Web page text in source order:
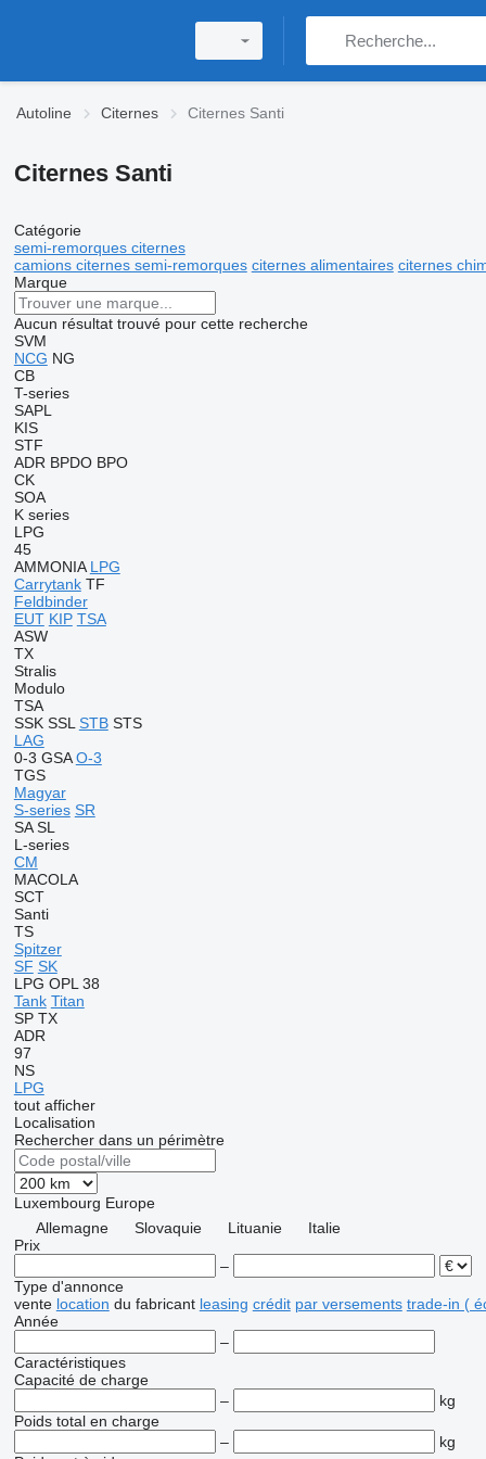
Autoline Citernes Citernes Santi
Citernes Santi
Catégorie
semi-remorques citernes
camions citernes semi-remorques citernes alimentaires citernes
Marque
Aucun résultat trouvé pour cette recherche
SVM
NCG NG
CB
T-series
SAPL
KIS
STF
ADR BPDO BPO
CK
SOA
K series
LPG
45
AMMONIA LPG
Carrytank TF
Feldbinder
EUT KIP TSA
ASW
TX
Stralis
Modulo
TSA
SSK SSL STB STS
LAG
0-3 GSA O-3
TGS
Magyar
S-series SR
SA SL
L-series
CM
MACOLA
SCT
Santi
TS
Spitzer
SF SK
LPG OPL 38
Tank Titan
SP TX
ADR
97
NS
LPG
tout afficher
Localisation
Rechercher dans un périmètre
Luxembourg Europe
Allemagne
Slovaquie Lituanie
Italie
Prix
–
Type d'annonce
vente location du fabricant leasing crédit par versements trade-in (
Année
–
Caractéristiques
Capacité de charge
–
kg
Poids total en charge
–
kg